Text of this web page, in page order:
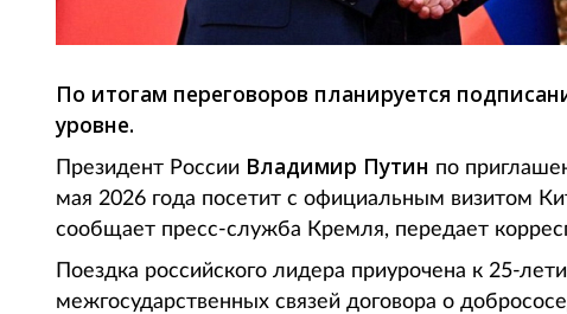
По итогам переговоров планируется
уровне.
Президент России Владимир Путин по
мая 2026 года посетит с официальным визитом
сообщает пресс-служба Кремля, передает
Поездка российского лидера приурочена к 25-
межгосударственных связей договора о